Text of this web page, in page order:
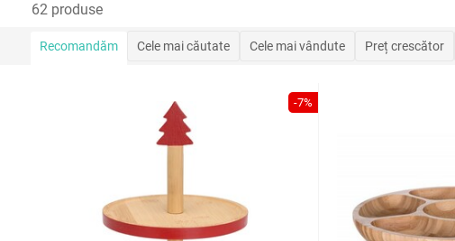
62 produse
Recomandăm Cele mai căutate Cele mai vândute Preț crescător
-7%